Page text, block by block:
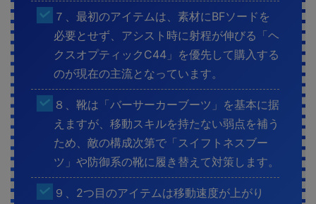
７、最初のアイテムは、素材にBFソードを
必要とせず、アシスト時に射程が伸びる「ヘ
クスオプティックC44」を優先して購入する
のが現在の主流となっています。
８、靴は「バーサーカーブーツ」を基本に据
えますが、移動スキルを持たない弱点を補う
ため、敵の構成次第で「スイフトネスブー
ツ」や防御系の靴に履き替えて対策します。
９、2つ目のアイテムは移動速度が上がり